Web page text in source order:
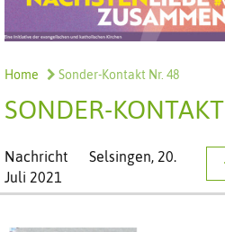
Home Sonder-Kontakt Nr. 48
SONDER-
Nachricht Selsingen, 20.
Juli 2021